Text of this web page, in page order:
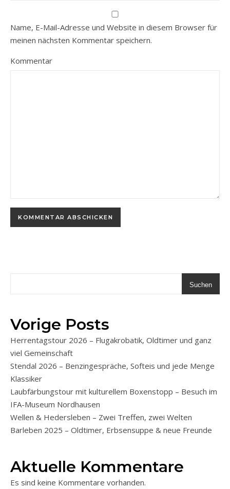
Name, E-Mail-Adresse und Website in diesem Browser für
meinen nächsten Kommentar speichern.
Kommentar
Suchen
Vorige Posts
Herrentagstour 2026 – Flugakrobatik, Oldtimer und ganz
viel Gemeinschaft
Stendal 2026 – Benzingespräche, Softeis und jede Menge
Klassiker
Laubfärbungstour mit kulturellem Boxenstopp – Besuch im
IFA-Museum Nordhausen
Wellen & Hedersleben – Zwei Treffen, zwei Welten
Barleben 2025 – Oldtimer, Erbsensuppe & neue Freunde
Aktuelle Kommentare
Es sind keine Kommentare vorhanden.